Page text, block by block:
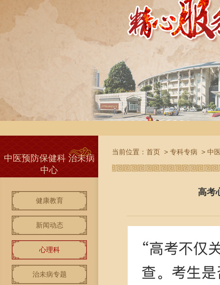
中医预防保健科 治未病
中心
健康教育
新闻动态
心理科
治未病专题
当前位置： 首页 > 专科专病 > 中
高考